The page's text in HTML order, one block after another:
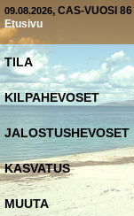
09.08.2026, CAS-VUOSI
Etusivu
TILA
KILPAHEVOSET
JALOSTUSHEVOSET
KASVATUS
MUUTA